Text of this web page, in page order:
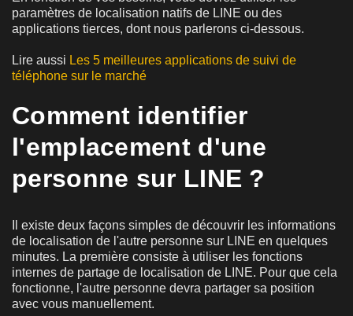
paramètres de localisation natifs de LINE ou des
applications tierces, dont nous parlerons ci-dessous.
Lire aussi Les 5 meilleures applications de suivi de
téléphone sur le marché
Comment identifier
l'emplacement d'une
personne sur LINE ?
Il existe deux façons simples de découvrir les informations
de localisation de l'autre personne sur LINE en quelques
minutes. La première consiste à utiliser les fonctions
internes de partage de localisation de LINE. Pour que cela
fonctionne, l'autre personne devra partager sa position
avec vous manuellement.